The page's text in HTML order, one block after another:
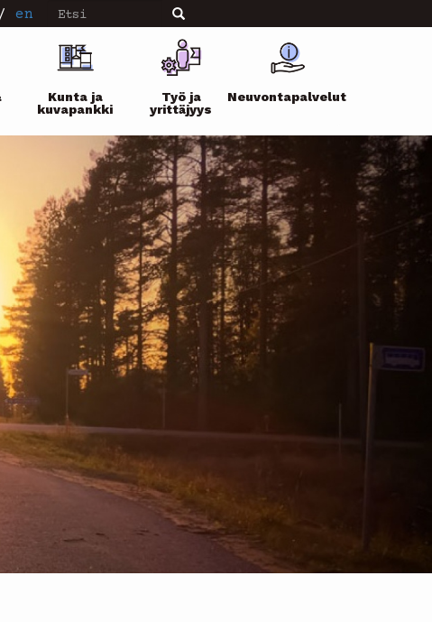
en Etsi Etsi
Kunta ja
kuvapankki
Työ ja
yrittäjyys
Neuvontapalvelut